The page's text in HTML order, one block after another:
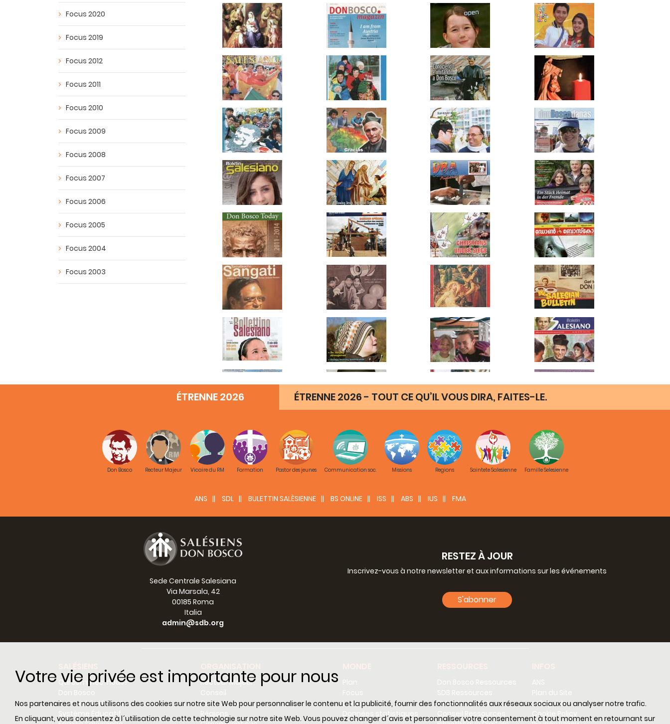
Votre vie privée est importante pour nous
Nos partenaires et nous utilisons des cookies sur notre site Web pour personnaliser le contenu et la publicité, fournir des fonctionnalités aux réseaux sociaux ou analyser notre trafic.
En cliquant, vous consentez à l´utilisation de cette technologie sur notre site Web. Vous pouvez changer d´avis et personnaliser votre consentement à tout moment en retournant sur
Focus 2020
Focus 2019
Focus 2012
Focus 2011
Focus 2010
Focus 2009
Focus 2008
Focus 2007
Focus 2006
Focus 2005
Focus 2004
Focus 2003
Project:
RMG
ÉTRENNE 2026 ÉTRENNE 2026 - TOUT CE QU’IL VOUS DIRA, FAITES-LE.
Don Bosco Recteur Majeur Vicaire du RM Formation Pastor des jeunes Communication soc. Missions Regions Saintete Salesienne Famille Selesienne
ANS SDL BULETTIN SALÈSIENNE BS ONLINE ISS ABS IUS FMA
Sede Centrale Salesiana
Via Marsala, 42
00185 Roma
Italia
admin@sdb.org
RESTEZ À JOUR
Inscrivez-vous à notre newsletter et aux informations sur les événements
S'abonner
Qui sommes-nous?
Sainteté Salésienne
Système Éducatif
Recteur Majeur
Dicastères
Régions
Links
Données statistiques
RM Ressources
Conseil Ressources
sdb guide
Cookie Policy